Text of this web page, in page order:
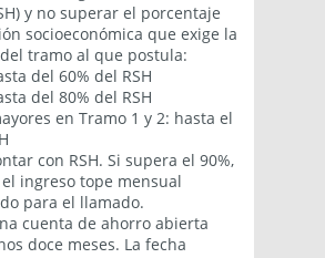
y no superar el porcentaje
socioeconómica que exige la
tramo al que postula:
del 60% del RSH
del 80% del RSH
en Tramo 1 y 2: hasta el
con RSH. Si supera el 90%,
ingreso tope mensual
para el llamado.
cuenta de ahorro abierta
doce meses. La fecha